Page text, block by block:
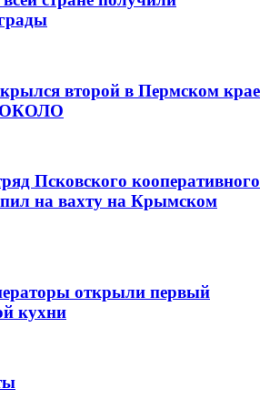
второй в Пермском крае
ОКОЛО
Псковского кооперативного
на вахту на Крымском
открыли первый
кухни